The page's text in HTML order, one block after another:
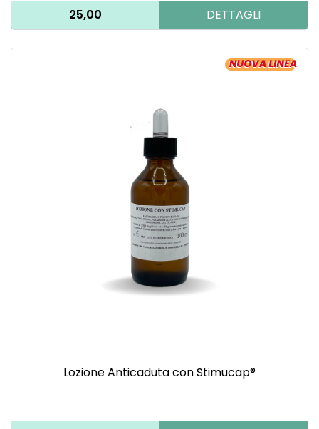
25,00 DETTAGLI
Lozione Anticaduta con Stimucap®